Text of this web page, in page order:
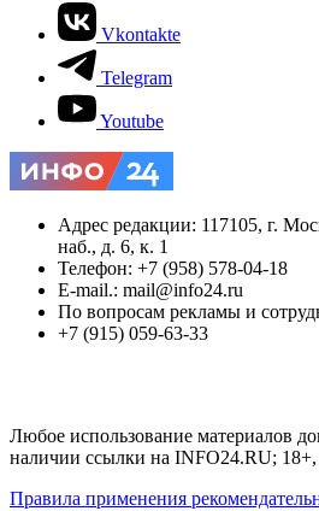
Vkontakte
Telegram
Youtube
Адрес редакции: 117105, г.
наб., д. 6, к. 1
Телефон: +7 (958) 578-04-18
E-mail.: mail@info24.ru
По вопросам рекламы и
+7 (915) 059-63-33
Любое использование материалов
наличии ссылки на INFO24.RU; 18+,
Правила применения